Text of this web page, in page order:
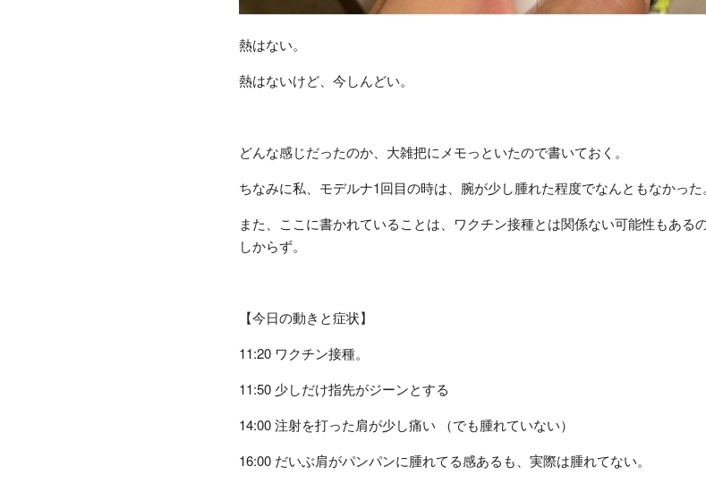
熱はない。
熱はないけど、今しんどい。
どんな感じだったのか、大雑把にメモっといたので書いておく。
ちなみに私、モデルナ1回目の時は、腕が少し腫れた程度でなんともなかった。
また、ここに書かれていることは、ワクチン接種とは関係ない可能性もある
しからず。
【今日の動きと症状】
11:20 ワクチン接種。
11:50 少しだけ指先がジーンとする
14:00 注射を打った肩が少し痛い （でも腫れていない）
16:00 だいぶ肩がパンパンに腫れてる感あるも、実際は腫れてない。